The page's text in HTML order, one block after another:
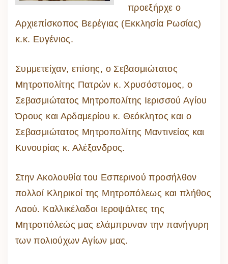
προεξήρχε ο
Αρχιεπίσκοπος Βερέγιας (Εκκλησία Ρωσίας)
κ.κ. Ευγένιος.
Συμμετείχαν, επίσης, ο Σεβασμιώτατος
Μητροπολίτης Πατρών κ. Χρυσόστομος, ο
Σεβασμιώτατος Μητροπολίτης Ιερισσού Αγίου
Όρους και Αρδαμερίου κ. Θεόκλητος και ο
Σεβασμιώτατος Μητροπολίτης Μαντινείας και
Κυνουρίας κ. Αλέξανδρος.
Στην Ακολουθία του Εσπερινού προσήλθον
πολλοί Κληρικοί της Μητροπόλεως και πλήθος
Λαού. Καλλικέλαδοι Ιεροψάλτες της
Μητροπόλεώς μας ελάμπρυναν την πανήγυρη
των πολιούχων Αγίων μας.